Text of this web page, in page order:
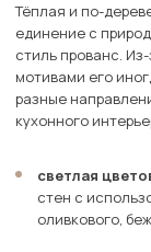
Тёплая и по-
единение с
стиль прованс.
мотивами его
разные
кухонного
светлая
стен с
оливкового,